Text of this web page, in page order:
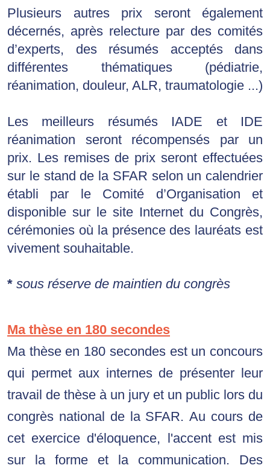
Plusieurs autres prix seront également
décernés, après relecture par des comités
d’experts, des résumés acceptés dans
différentes thématiques (pédiatrie,
réanimation, douleur, ALR, traumatologie ...)
Les meilleurs résumés IADE et IDE
réanimation seront récompensés par un
prix. Les remises de prix seront effectuées
sur le stand de la SFAR selon un calendrier
établi par le Comité d’Organisation et
disponible sur le site Internet du Congrès,
cérémonies où la présence des lauréats est
vivement souhaitable.
* sous réserve de maintien du congrès
Ma thèse en 180 secondes
Ma thèse en 180 secondes est un concours
qui permet aux internes de présenter leur
travail de thèse à un jury et un public lors du
congrès national de la SFAR.Au cours de
cet exercice d'éloquence, l'accent est mis
sur la forme et la communication. Des